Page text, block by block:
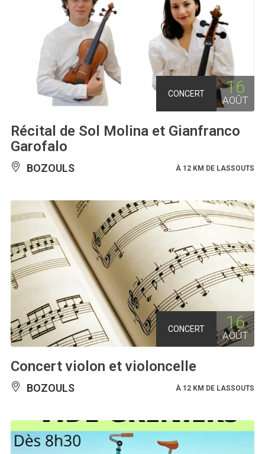
CONCERT 16
AOÛT
Récital de Sol Molina et Gianfranco
Garofalo
BOZOULS À 12 KM DE LASSOUTS
CONCERT 16
AOÛT
Concert violon et violoncelle
BOZOULS À 12 KM DE LASSOUTS